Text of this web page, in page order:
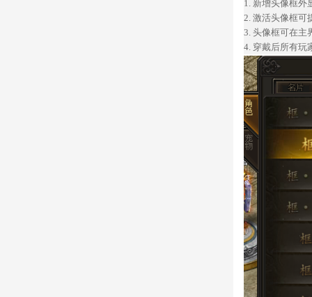
1. 新增头像框外
2. 激活头像框可
3. 头像框可在主
4. 穿戴后所有玩